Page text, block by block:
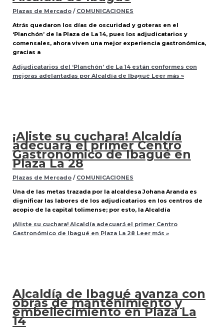
Plazas de Mercado/ COMUNICACIONES
Atrás quedaron los días de oscuridad y goteras en el
‘Planchón’ de la Plaza de La 14, pues los adjudicatarios y
comensales, ahora viven una mejor experiencia gastronómica,
gracias a
Adjudicatarios del ‘Planchón’ de La 14 están conformes con
mejoras adelantadas por Alcaldía de Ibagué Leer más »
¡Aliste su cuchara! Alcaldía
adecuará el primer Centro
Gastronómico de Ibagué en
Plaza La 28
Plazas de Mercado/ COMUNICACIONES
Una de las metas trazada por la alcaldesa Johana Aranda es
dignificar las labores de los adjudicatarios en los centros de
acopio de la capital tolimense; por esto, la Alcaldía
¡Aliste su cuchara! Alcaldía adecuará el primer Centro
Gastronómico de Ibagué en Plaza La 28 Leer más »
Alcaldía de Ibagué avanza con
obras de mantenimiento y
embellecimiento en Plaza La
14